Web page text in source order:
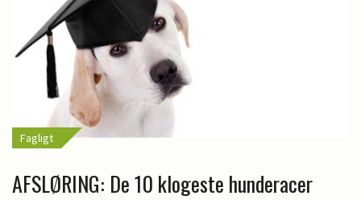
Fagligt
AFSLØRING: De 10 klogeste hunderacer